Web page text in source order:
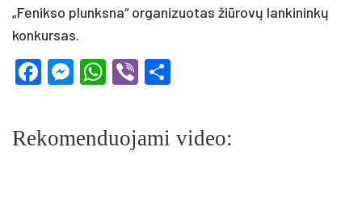
„Fenikso plunksna“ organizuotas žiūrovų lankininkų
konkursas.
Facebook
Messenger
WhatsApp
Viber
Rekomenduojami video: